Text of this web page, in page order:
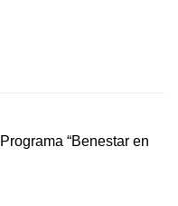
“Benestar en